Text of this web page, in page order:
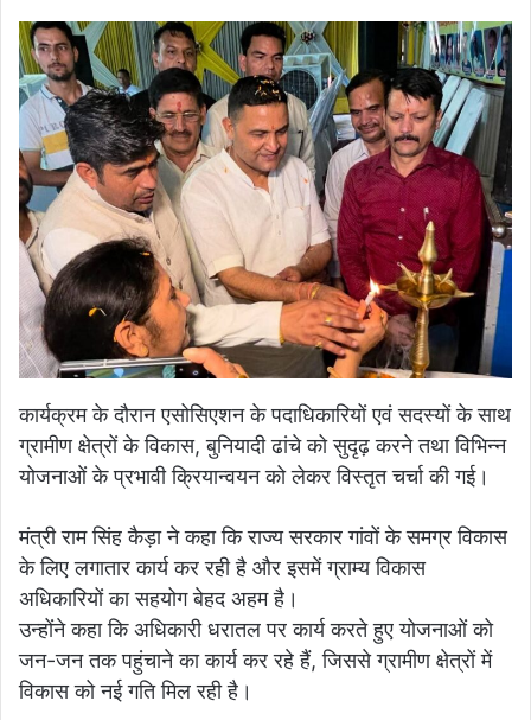
कार्यक्रम के दौरान एसोसिएशन के पदाधिकारियों एवं सदस्यों के साथ
ग्रामीण क्षेत्रों के विकास, बुनियादी ढांचे को सुदृढ़ करने तथा विभिन्न
योजनाओं के प्रभावी क्रियान्वयन को लेकर विस्तृत चर्चा की गई।
मंत्री राम सिंह कैड़ा ने कहा कि राज्य सरकार गांवों के समग्र विकास
के लिए लगातार कार्य कर रही है और इसमें ग्राम्य विकास
अधिकारियों का सहयोग बेहद अहम है।
उन्होंने कहा कि अधिकारी धरातल पर कार्य करते हुए योजनाओं को
जन-जन तक पहुंचाने का कार्य कर रहे हैं, जिससे ग्रामीण क्षेत्रों में
विकास को नई गति मिल रही है।